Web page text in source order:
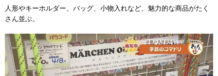
人形やキーホルダー、バッグ、小物入れなど、魅力的な商品がたく
さん並ぶ。